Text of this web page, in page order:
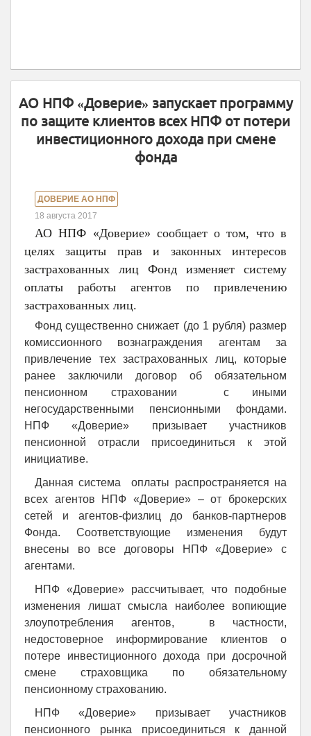
АО НПФ «Доверие» запускает программу
по защите клиентов всех НПФ от потери
инвестиционного дохода при смене
фонда
ДОВЕРИЕ АО НПФ
18 августа 2017
АО НПФ «Доверие» сообщает о том, что в
целях защиты прав и законных интересов
застрахованных лиц Фонд изменяет систему
оплаты работы агентов по привлечению
застрахованных лиц.
Фонд существенно снижает (до 1 рубля) размер
комиссионного вознаграждения агентам за
привлечение тех застрахованных лиц, которые
ранее заключили договор об обязательном
пенсионном страховании с иными
негосударственными пенсионными фондами.
НПФ «Доверие» призывает участников
пенсионной отрасли присоединиться к этой
инициативе.
Данная система оплаты распространяется на
всех агентов НПФ «Доверие» – от брокерских
сетей и агентов-физлиц до банков-партнеров
Фонда. Соответствующие изменения будут
внесены во все договоры НПФ «Доверие» с
агентами.
НПФ «Доверие» рассчитывает, что подобные
изменения лишат смысла наиболее вопиющие
злоупотребления агентов, в частности,
недостоверное информирование клиентов о
потере инвестиционного дохода при досрочной
смене страховщика по обязательному
пенсионному страхованию.
НПФ «Доверие» призывает участников
пенсионного рынка присоединиться к данной